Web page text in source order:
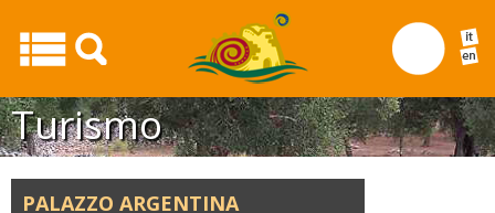
Turismo
PALAZZO ARGENTINA